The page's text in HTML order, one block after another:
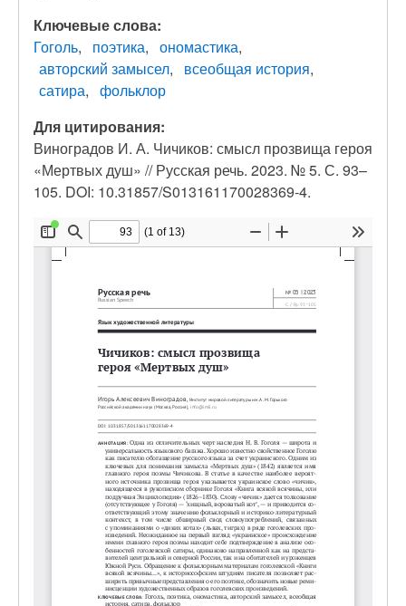
Ключевые слова:
Гоголь
поэтика
ономастика
авторский замысел
всеобщая история
сатира
фольклор
Для цитирования:
Виноградов И. А. Чичиков: смысл прозвища героя
«Мертвых душ» // Русская речь. 2023. № 5. С. 93–
105. DOI: 10.31857/S013161170028369-4.